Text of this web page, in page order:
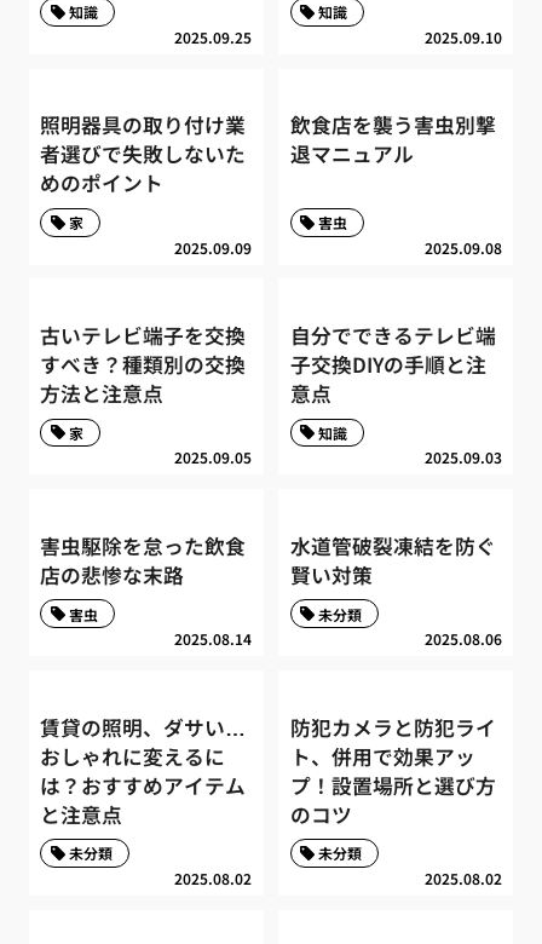
2025.09.25
知識
2025.09.10
知識
照明器具の取り付け業
者選びで失敗しないた
めのポイント
2025.09.09
家
飲食店を襲う害虫別撃
退マニュアル
2025.09.08
害虫
古いテレビ端子を交換
すべき？種類別の交換
方法と注意点
2025.09.05
家
自分でできるテレビ端
子交換DIYの手順と注
意点
2025.09.03
知識
害虫駆除を怠った飲食
店の悲惨な末路
2025.08.14
害虫
水道管破裂凍結を防ぐ
賢い対策
2025.08.06
未分類
賃貸の照明、ダサい…
おしゃれに変えるに
は？おすすめアイテム
と注意点
2025.08.02
未分類
防犯カメラと防犯ライ
ト、併用で効果アッ
プ！設置場所と選び方
のコツ
2025.08.02
未分類